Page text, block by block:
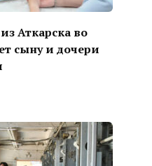
Аткарска во
сыну и дочери